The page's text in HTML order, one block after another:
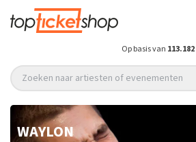
Op basis van 113.182
Zoeken naar artiesten of evenementen
WAYLON